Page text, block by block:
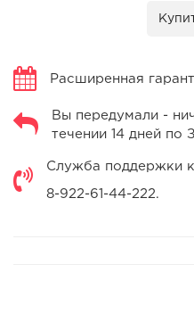
Расширенная
Вы передумали -
течении 14 дней по
Служба поддержки
8-922-61-44-222.